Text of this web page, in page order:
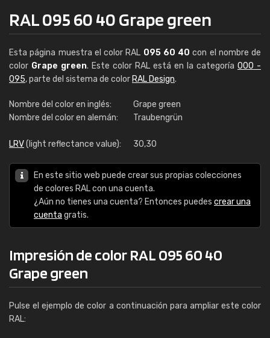
RAL 095 60 40 Grape green
Esta página muestra el color RAL 095 60 40 con el nombre de
color Grape green. Este color RAL está en la categoría 000 -
095, parte del sistema de color RAL Design.
Nombre del color en inglés:
Grape green
Nombre del color en alemán:
Traubengrün
LRV(light reflectance value): 30,30
En este sitio web puede crear sus propias colecciones
de colores RAL con una cuenta.
¿Aún no tienes una cuenta? Entonces puedes crear una
cuenta gratis.
Impresión de color RAL 095 60 40
Grape green
Pulse el ejemplo de color a continuación para ampliar este color
RAL: